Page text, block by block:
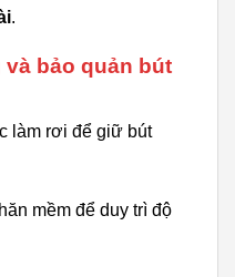
.
bảo quản bút
làm rơi để giữ bút
mềm để duy trì độ